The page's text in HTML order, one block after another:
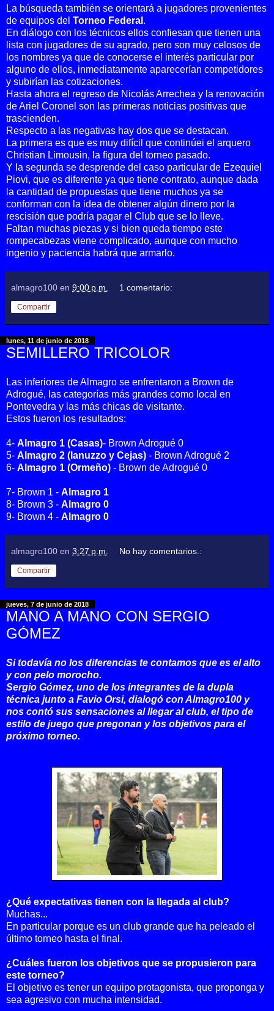
La búsqueda también se orientará a jugadores provenientes
de equipos del Torneo Federal .
En diálogo con los técnicos ellos confiesan que tienen una
lista con jugadores de su agrado, pero son muy celosos de
los nombres ya que de conocerse el interés particular por
alguno de ellos, inmediatamente aparecerían competidores
y subirían las cotizaciones.
Hasta ahora el regreso de Nicolás Arrechea y la renovación
de Ariel Coronel son las primeras noticias positivas que
trascienden.
Respecto a las negativas hay dos que se destacan.
La primera es que es muy difícil que continúei el arquero
Christian Limousin, la figura del torneo pasado.
Y la segunda se desprende del caso particular de Ezequiel
Piovi, que es diferente ya que tiene contrato, aunque dada
la cantidad de propuestas que tiene muchos ya se
conforman con la idea de obtener algún dinero por la
rescisión que podría pagar el Club que se lo lleve.
Faltan muchas piezas y si bien queda tiempo este
rompecabezas viene complicado, aunque con mucho
ingenio y paciencia habrá que armarlo.
almagro100 en 9:00 p.m. 1 comentario:
Compartir
lunes, 11 de junio de 2018
SEMILLERO TRICOLOR
Las inferiores de Almagro se enfrentaron a Brown de
Adrogué, las categorías más grandes como local en
Pontevedra y las más chicas de visitante.
Estos fueron los resultados:
4- Almagro 1 (Casas)- Brown Adrogué 0
5- Almagro 2 (Ianuzzo y Cejas) - Brown Adrogué 2
6- Almagro 1 (Ormeño) - Brown de Adrogué 0
7- Brown 1 - Almagro 1
8- Brown 3 - Almagro 0
9- Brown 4 - Almagro 0
almagro100 en 3:27 p.m. No hay comentarios.:
Compartir
jueves, 7 de junio de 2018
MANO A MANO CON SERGIO
GÓMEZ
Si todavía no los diferencias te contamos que es el alto
y con pelo morocho.
Sergio Gómez, uno de los integrantes de la dupla
técnica junto a Favio Orsi, dialogó con Almagro100 y
nos contó sus sensaciones al llegar al club, el tipo de
estilo de juego que pregonan y los objetivos para el
próximo torneo.
¿Qué expectativas tienen con la llegada al club?
Muchas...
En particular porque es un club grande que ha peleado el
último torneo hasta el final.
¿Cuáles fueron los objetivos que se propusieron para
este torneo?
El objetivo es tener un equipo protagonista, que proponga y
sea agresivo con mucha intensidad.